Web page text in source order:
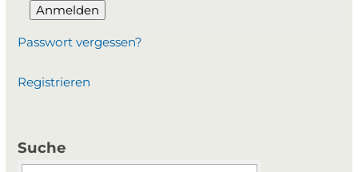
Anmelden
Passwort vergessen?
Registrieren
Suche
Suchbegriffe